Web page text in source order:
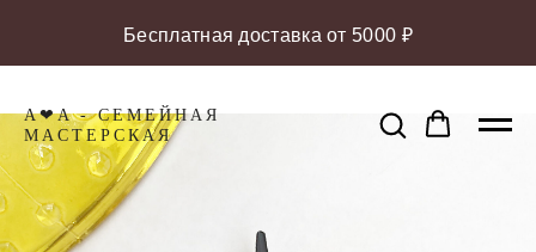
Бесплатная доставка от 5000 ₽
A❤A - СЕМЕЙНАЯ
МАCТЕРСКАЯ